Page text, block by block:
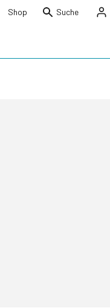
Shop Suche